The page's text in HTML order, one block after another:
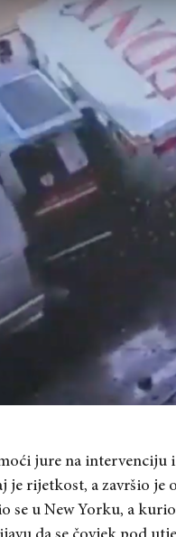
jure na intervenciju
je rijetkost, a završio je
se u New Yorku, a